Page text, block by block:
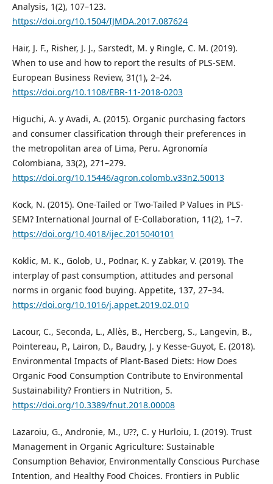
Analysis, 1(2), 107–123.
https://doi.org/10.1504/IJMDA.2017.087624
Hair, J. F., Risher, J. J., Sarstedt, M. y Ringle, C. M. (2019).
When to use and how to report the results of PLS-SEM.
European Business Review, 31(1), 2–24.
https://doi.org/10.1108/EBR-11-2018-0203
Higuchi, A. y Avadi, A. (2015). Organic purchasing factors
and consumer classification through their preferences in
the metropolitan area of Lima, Peru. Agronomía
Colombiana, 33(2), 271–279.
https://doi.org/10.15446/agron.colomb.v33n2.50013
Kock, N. (2015). One-Tailed or Two-Tailed P Values in PLS-
SEM? International Journal of E-Collaboration, 11(2), 1–7.
https://doi.org/10.4018/ijec.2015040101
Koklic, M. K., Golob, U., Podnar, K. y Zabkar, V. (2019). The
interplay of past consumption, attitudes and personal
norms in organic food buying. Appetite, 137, 27–34.
https://doi.org/10.1016/j.appet.2019.02.010
Lacour, C., Seconda, L., Allès, B., Hercberg, S., Langevin, B.,
Pointereau, P., Lairon, D., Baudry, J. y Kesse-Guyot, E. (2018).
Environmental Impacts of Plant-Based Diets: How Does
Organic Food Consumption Contribute to Environmental
Sustainability? Frontiers in Nutrition, 5.
https://doi.org/10.3389/fnut.2018.00008
Lazaroiu, G., Andronie, M., U??, C. y Hurloiu, I. (2019). Trust
Management in Organic Agriculture: Sustainable
Consumption Behavior, Environmentally Conscious Purchase
Intention, and Healthy Food Choices. Frontiers in Public